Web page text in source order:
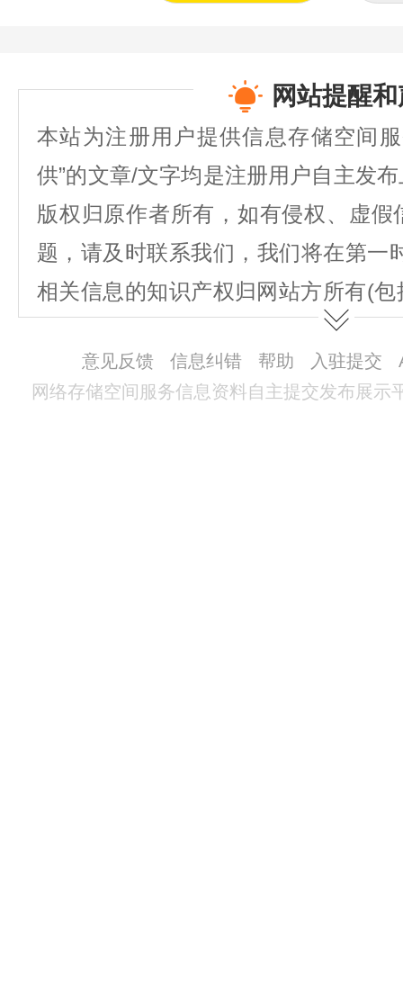
网站提醒
本站为注册用户提供信息存储空间
供”的文章/文字均是注册用户自主发
版权归原作者所有，如有侵权、虚
题，请及时联系我们，我们将在第一
相关信息的知识产权归网站方所有(
图表、著作权、商标权、为用户提
不得抄袭或使用。
意见反馈 信息纠错 帮助 入驻提交
网络存储空间服务信息资料自主提交发布展示